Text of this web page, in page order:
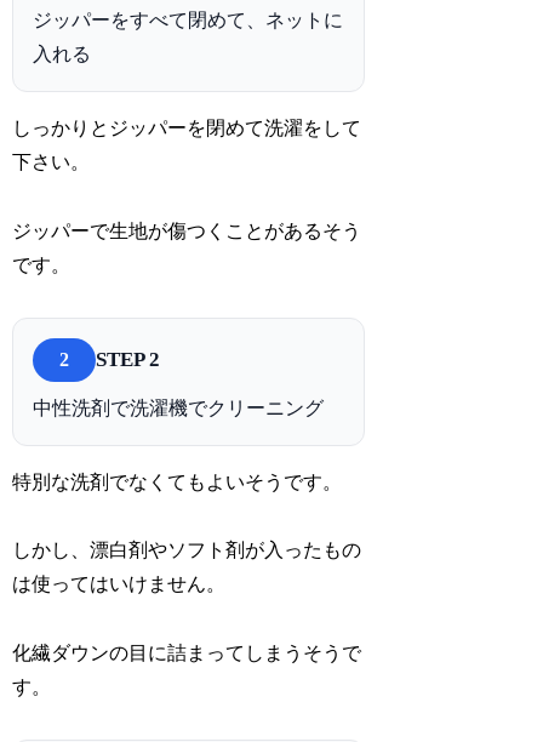
ジッパーをすべて閉めて、ネットに
入れる
しっかりとジッパーを閉めて洗濯をして
下さい。
ジッパーで生地が傷つくことがあるそう
です。
2 STEP 2
中性洗剤で洗濯機でクリーニング
特別な洗剤でなくてもよいそうです。
しかし、漂白剤やソフト剤が入ったもの
は使ってはいけません。
化繊ダウンの目に詰まってしまうそうで
す。